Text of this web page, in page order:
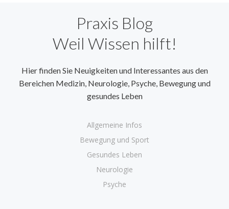
Praxis Blog
Weil Wissen hilft!
Hier finden Sie Neuigkeiten und Interessantes aus den
Bereichen Medizin, Neurologie, Psyche, Bewegung und
gesundes Leben
Allgemeine Infos
Bewegung und Sport
Gesundes Leben
Neurologie
Psyche